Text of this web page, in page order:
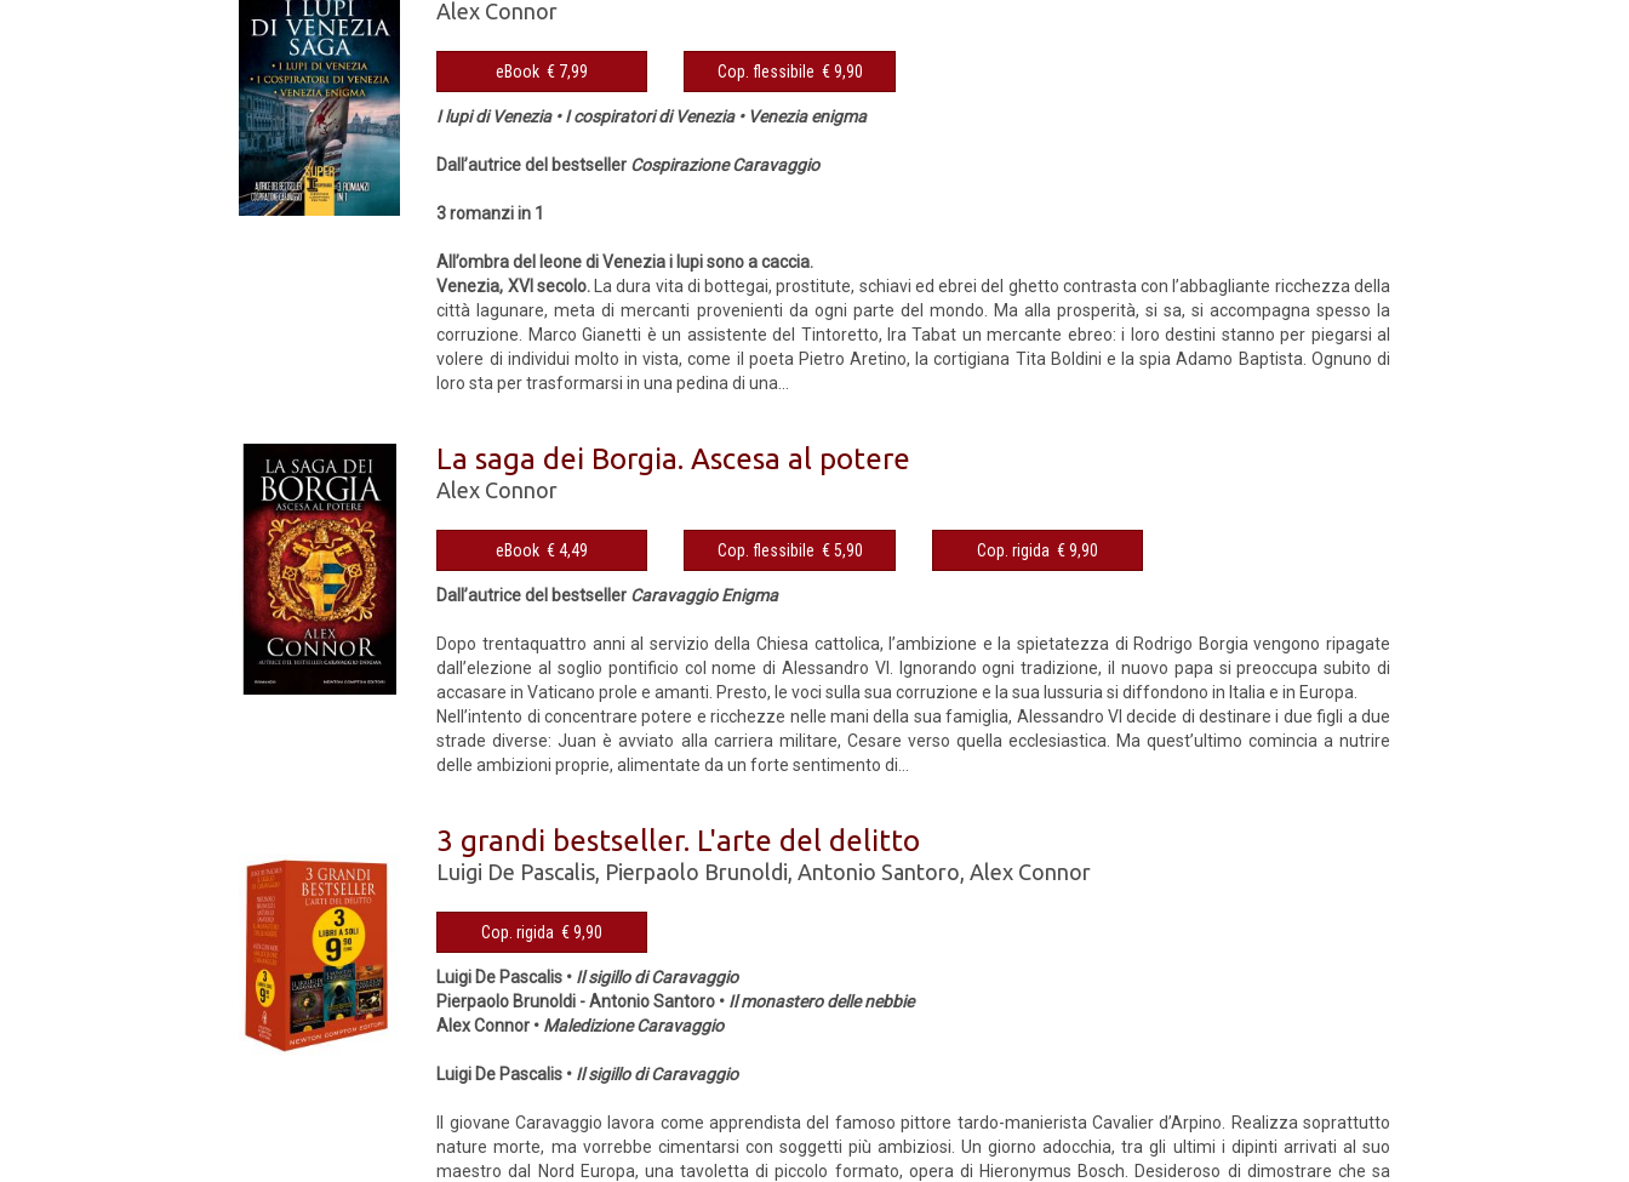
Alex Connor
eBook € 7,99 Cop. flessibile € 9,90
I lupi di Venezia • I cospiratori di Venezia • Venezia enigma
Dall’autrice del bestseller Cospirazione Caravaggio
3 romanzi in 1
All’ombra del leone di Venezia i lupi sono a caccia.
Venezia, XVI secolo.
La dura vita di bottegai, prostitute, schiavi ed ebrei del ghetto contrasta con l’abbagliante ricchezza della
città lagunare, meta di mercanti provenienti da ogni parte del mondo. Ma alla prosperità, si sa, si accompagna spesso la
corruzione. Marco Gianetti è un assistente del Tintoretto, Ira Tabat un mercante ebreo: i loro destini stanno per piegarsi al
volere di individui molto in vista, come il poeta Pietro Aretino, la cortigiana Tita Boldini e la spia Adamo Baptista. Ognuno di
loro sta per trasformarsi in una pedina di una...
La saga dei Borgia. Ascesa al potere
Alex Connor
eBook € 4,49 Cop. flessibile € 5,90 Cop. rigida € 9,90
Dall’autrice del bestseller Caravaggio Enigma
Dopo trentaquattro anni al servizio della Chiesa cattolica, l’ambizione e la spietatezza di Rodrigo Borgia vengono ripagate
dall’elezione al soglio pontificio col nome di Alessandro VI. Ignorando ogni tradizione, il nuovo papa si preoccupa subito di
accasare in Vaticano prole e amanti. Presto, le voci sulla sua corruzione e la sua lussuria si diffondono in Italia e in Europa.
Nell’intento di concentrare potere e ricchezze nelle mani della sua famiglia, Alessandro VI decide di destinare i due figli a due
strade diverse: Juan è avviato alla carriera mi­litare, Cesare verso quella ecclesiastica. Ma quest’ultimo comincia a nutrire
delle ambizioni proprie, alimentate da un forte sentimento di...
3 grandi bestseller. L'arte del delitto
Luigi De Pascalis, Pierpaolo Brunoldi,Antonio Santoro,Alex Connor
Cop. rigida € 9,90
Luigi De Pascalis • Il sigillo di Caravaggio
Pierpaolo Brunoldi - Antonio Santoro • Il monastero delle nebbie
Alex Connor • Maledizione Caravaggio
Luigi De Pascalis • Il sigillo di Caravaggio
Il giovane Caravaggio lavora come apprendista del famoso pittore tardo-manierista Cavalier d’Arpino. Realizza soprattutto
nature morte, ma vorrebbe cimentarsi con soggetti più ambiziosi. Un giorno adocchia, tra gli ultimi i dipinti arrivati al suo
maestro dal Nord Europa, una tavoletta di piccolo formato, opera di Hieronymus Bosch. Desideroso di dimostrare che sa